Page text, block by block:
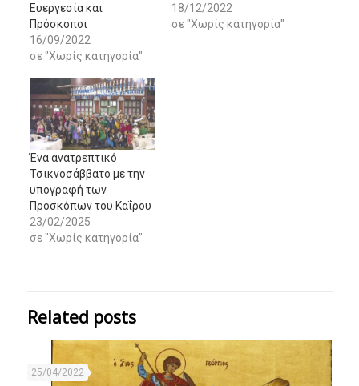
Ευεργεσία και
Πρόσκοποι
16/09/2022
σε "Χωρίς κατηγορία"
18/12/2022
σε "Χωρίς κατηγορία"
Ένα ανατρεπτικό
Τσικνοσάββατο με την
υπογραφή των
Προσκόπων του Καΐρου
23/02/2025
σε "Χωρίς κατηγορία"
Related posts
25/04/2022